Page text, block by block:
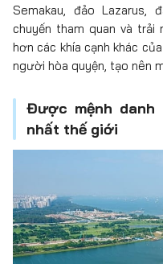
Semakau, đảo Lazarus,
chuyến tham quan và trải
hơn các khía cạnh khác
người hòa quyện, tạo nên
Được mệnh danh
nhất thế giới